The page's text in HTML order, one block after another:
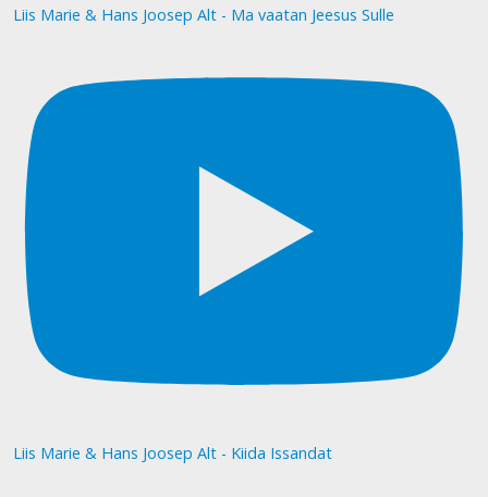
Liis Marie & Hans Joosep Alt - Ma vaatan Jeesus Sulle
Liis Marie & Hans Joosep Alt - Kiida Issandat